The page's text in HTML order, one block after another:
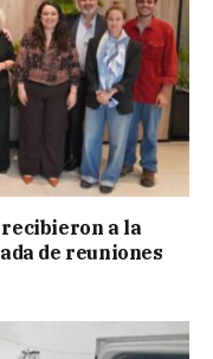
a la
de reuniones